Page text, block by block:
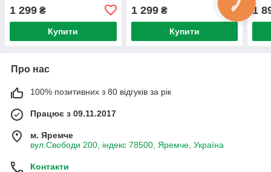
1 299 ₴
Купити
1 299₴
Купити
1
Про нас
100% позитивних з 80 відгуків за рік
Працює з 09.11.2017
м. Яремче
вул.Свободи 200, індекс 78500, Яремче, Україна
Контакти